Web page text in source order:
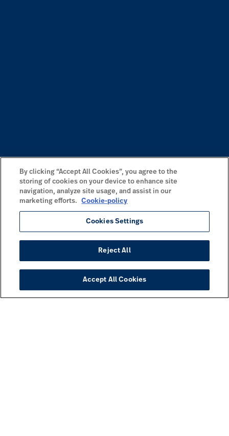
By clicking “Accept All Cookies”, you agree to the
storing of cookies on your device to enhance site
navigation, analyze site usage, and assist in our
marketing efforts.
Cookie-policy
Cookies Settings
Reject All
Accept All Cookies